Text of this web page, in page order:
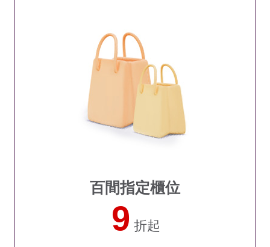
百間指定櫃位
9 折起